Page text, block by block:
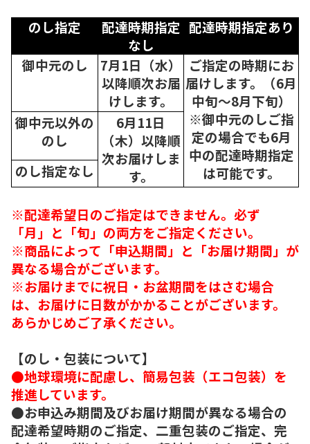
のし指定
配達時期指定
なし
配達時期指定あり
御中元のし
7月1日（水）
以降順次お届
けします。
ご指定の時期にお
届けします。（6月
中旬～8月下旬）
※御中元のしご指
定の場合でも6月
中の配達時期指定
は可能です。
御中元以外の
のし
6月11日
（木）以降順
次お届けしま
す。
のし指定なし
※配達希望日のご指定はできません。必ず
「月」と「旬」の両方をご指定ください。
※商品によって「申込期間」と「お届け期間」が
異なる場合がございます。
※お届けまでに祝日・お盆期間をはさむ場合
は、お届けに日数がかかることがございます。
あらかじめご了承ください。
【のし・包装について】
●地球環境に配慮し、簡易包装（エコ包装）を
推進しています。
●お申込み期間及びお届け期間が異なる場合の
配達希望時期のご指定、二重包装のご指定、完